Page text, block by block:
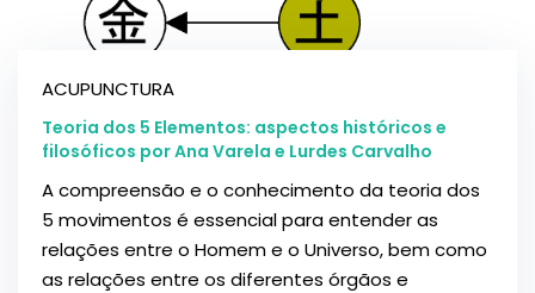
ACUPUNCTURA
Teoria dos 5 Elementos: aspectos históricos e
filosóficos por Ana Varela e Lurdes Carvalho
A compreensão e o conhecimento da teoria dos
5 movimentos é essencial para entender as
relações entre o Homem e o Universo, bem como
as relações entre os diferentes órgãos e